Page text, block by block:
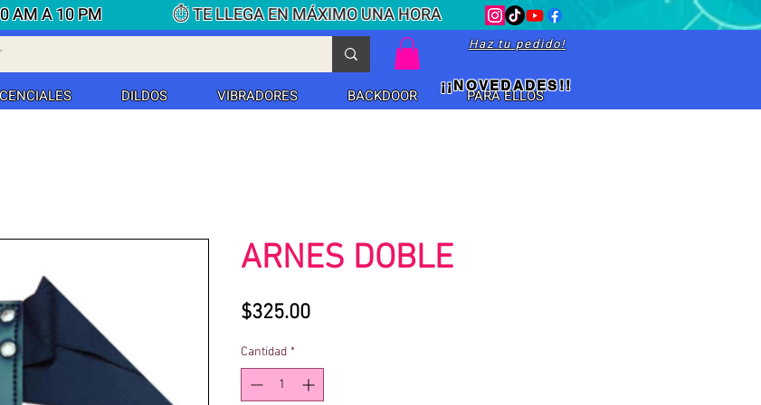
DILDOS VIBRADORES BACKDOOR PARA ELLOS
AM A 10 PM ⏱ TE LLEGA EN MÁXIMO UNA HORA
Haz tu pedido!
¡¡NOVEDADES!!
ARNES DOBLE
$325.00Precio
Cantidad *